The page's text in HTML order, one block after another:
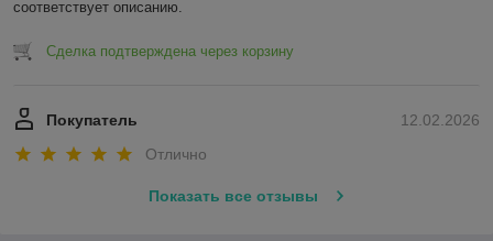
соответствует описанию.
Сделка подтверждена через корзину
12.02.2026
Покупатель
Отлично
Показать все отзывы